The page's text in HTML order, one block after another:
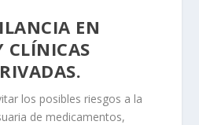
EN
CLÍNICAS
los posibles riesgos a la
de medicamentos,